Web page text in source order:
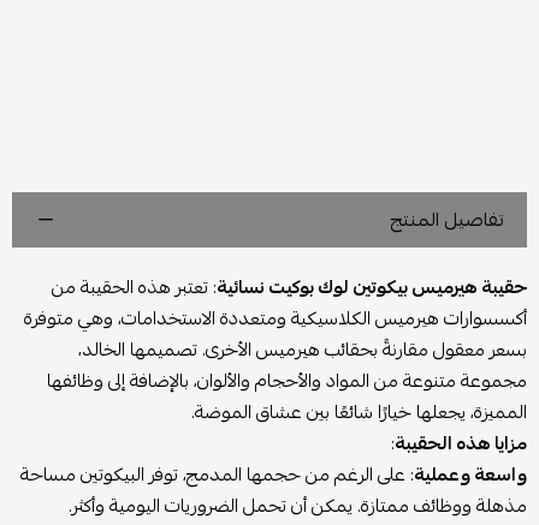
تفاصيل المنتج
حقيبة هيرميس بيكوتين لوك بوكيت نسائية: تعتبر هذه الحقيبة من
أكسسوارات هيرميس الكلاسيكية ومتعددة الاستخدامات، وهي متوفرة
بسعر معقول مقارنةً بحقائب هيرميس الأخرى. تصميمها الخالد،
مجموعة متنوعة من المواد والأحجام والألوان، بالإضافة إلى وظائفها
المميزة، يجعلها خيارًا شائعًا بين عشاق الموضة.
مزايا هذه الحقيبة:
واسعة وعملية: على الرغم من حجمها المدمج، توفر البيكوتين مساحة
مذهلة ووظائف ممتازة. يمكن أن تحمل الضروريات اليومية وأكثر.